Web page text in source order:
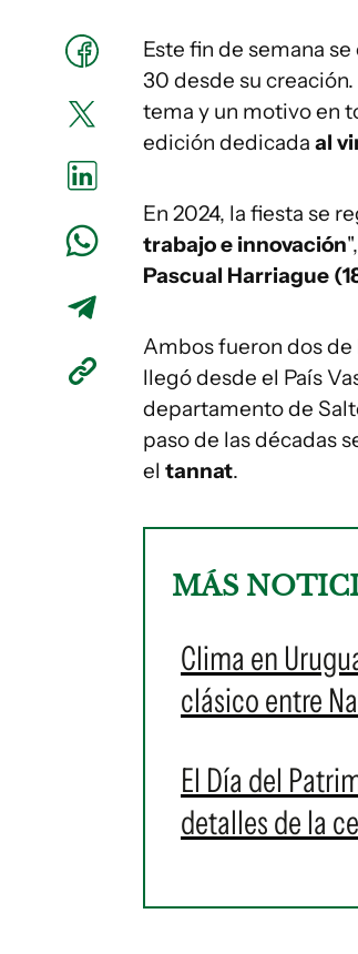
Este fin de semana
30 desde su
tema y un motivo en
edición dedicada al
En 2024, la fiesta se
trabajo e innovación
Pascual Harriague
Ambos fueron dos
llegó desde el País
departamento de
paso de las décadas
el tannat.
MÁS
Clima en
clásico entre
El Día del
detalles de la